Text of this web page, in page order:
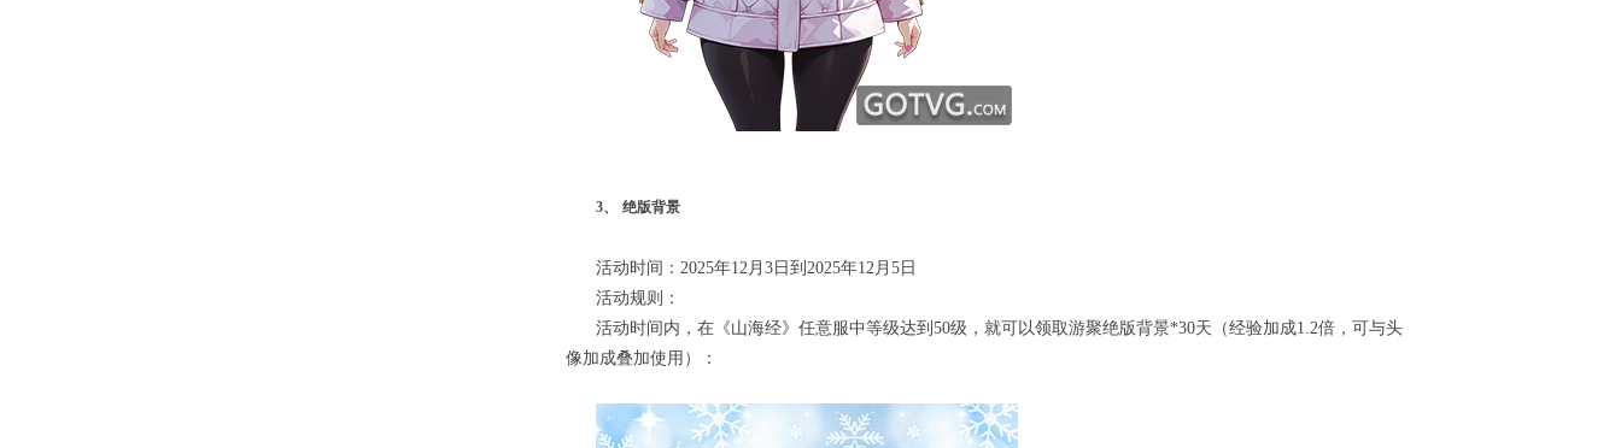
3、 绝版背景
活动时间：2025年12月3日到2025年12月5日
活动规则：
活动时间内，在《山海经》任意服中等级达到50级，就可以领取游聚绝版背景*30天（经验加成1.2倍，可与头
像加成叠加使用）：